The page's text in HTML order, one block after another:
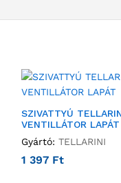
SZIVATTYÚ
VENTILLÁTOR LAPÁT
Gyártó: TELLARINI
1 397 Ft